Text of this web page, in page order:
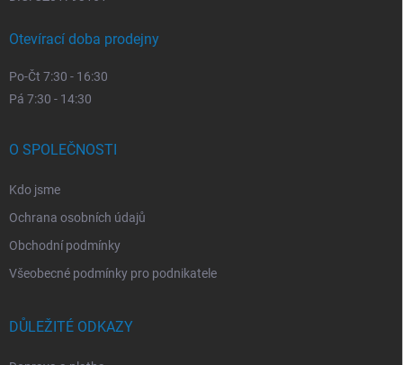
Otevírací doba prodejny
Po-Čt 7:30 - 16:30
Pá 7:30 - 14:30
O SPOLEČNOSTI
Kdo jsme
Ochrana osobních údajů
Obchodní podmínky
Všeobecné podmínky pro podnikatele
DŮLEŽITÉ ODKAZY